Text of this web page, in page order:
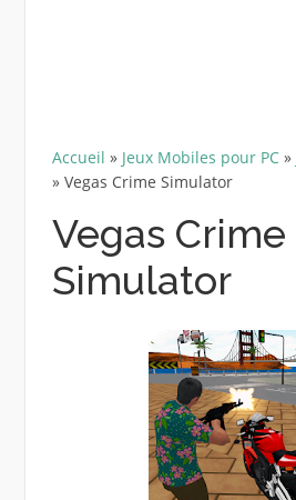
Accueil » Jeux Mobiles pour PC»
» Vegas Crime Simulator
Vegas Crime
Simulator